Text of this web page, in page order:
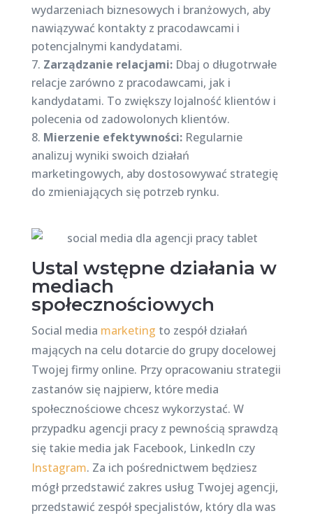
wydarzeniach biznesowych i branżowych, aby
nawiązywać kontakty z pracodawcami i
potencjalnymi kandydatami.
Zarządzanie relacjami:Dbaj o długotrwałe
relacje zarówno z pracodawcami, jak i
kandydatami. To zwiększy lojalność klientów i
polecenia od zadowolonych klientów.
Mierzenie efektywności:Regularnie
analizuj wyniki swoich działań
marketingowych, aby dostosowywać strategię
do zmieniających się potrzeb rynku.
Ustal wstępne działania w
mediach
społecznościowych
Social media marketing to zespół działań
mających na celu dotarcie do grupy docelowej
Twojej firmy online. Przy opracowaniu strategii
zastanów się najpierw, które media
społecznościowe chcesz wykorzystać. W
przypadku agencji pracy z pewnością sprawdzą
się takie media jak Facebook, LinkedIn czy
Instagram. Za ich pośrednictwem będziesz
mógł przedstawić zakres usług Twojej agencji,
przedstawić zespół specjalistów, który dla was